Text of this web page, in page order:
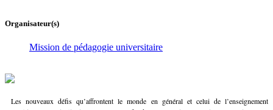
Organisateur(s)
Mission de pédagogie universitaire
Les nouveaux défis qu’affrontent le monde en général et celui de l’enseignement